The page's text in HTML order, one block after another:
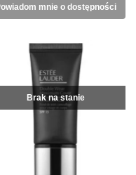
mnie o dostępności
Brak na stanie